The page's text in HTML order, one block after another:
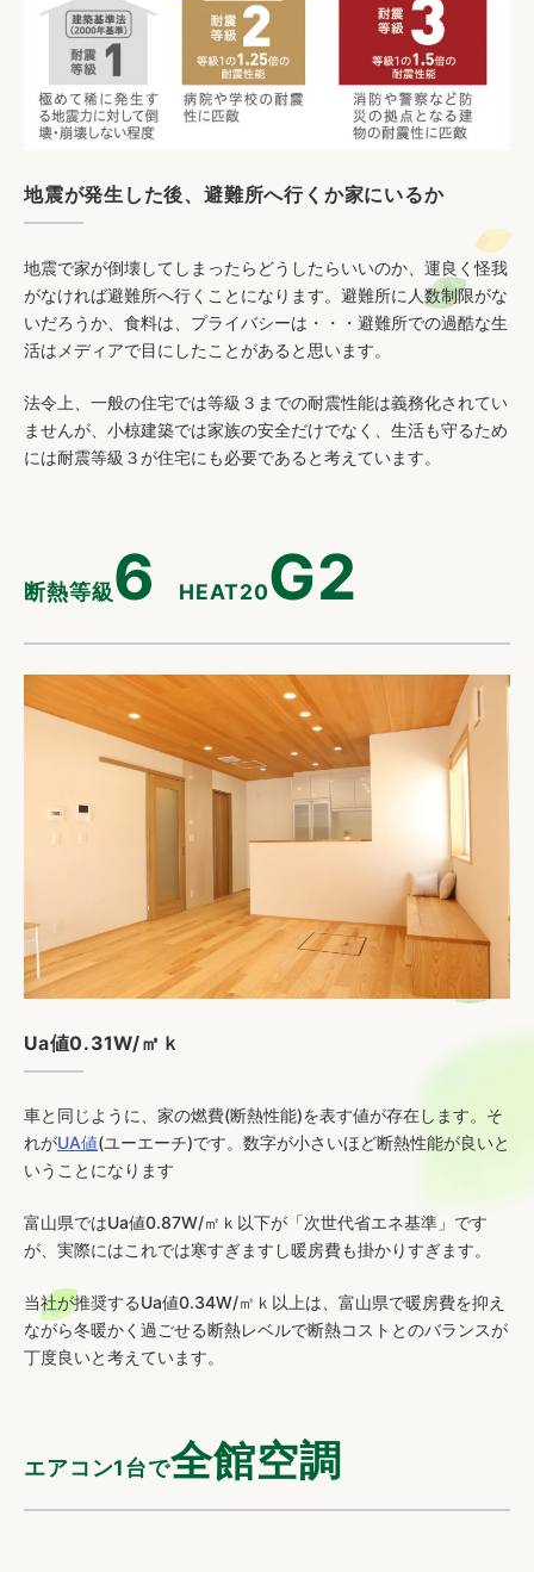
地震が発生した後、避難所へ行くか家にいるか
地震で家が倒壊してしまったらどうしたらいいのか、運良く怪我
がなければ避難所へ行くことになります。避難所に人数制限がな
いだろうか、食料は、プライバシーは・・・避難所での過酷な生
活はメディアで目にしたことがあると思います。
法令上、一般の住宅では等級３までの耐震性能は義務化されてい
ませんが、小椋建築では家族の安全だけでなく、生活も守るため
には耐震等級３が住宅にも必要であると考えています。
断熱等級6 HEAT20G2
Ua値0.31W/㎡ｋ
車と同じように、家の燃費(断熱性能)を表す値が存在します。そ
れがUA値(ユーエーチ)です。数字が小さいほど断熱性能が良いと
いうことになります
富山県ではUa値0.87W/㎡ｋ以下が「次世代省エネ基準」です
が、実際にはこれでは寒すぎますし暖房費も掛かりすぎます。
当社が推奨するUa値0.34W/㎡ｋ以上は、富山県で暖房費を抑え
ながら冬暖かく過ごせる断熱レベルで断熱コストとのバランスが
丁度良いと考えています。
エアコン1台で全館空調